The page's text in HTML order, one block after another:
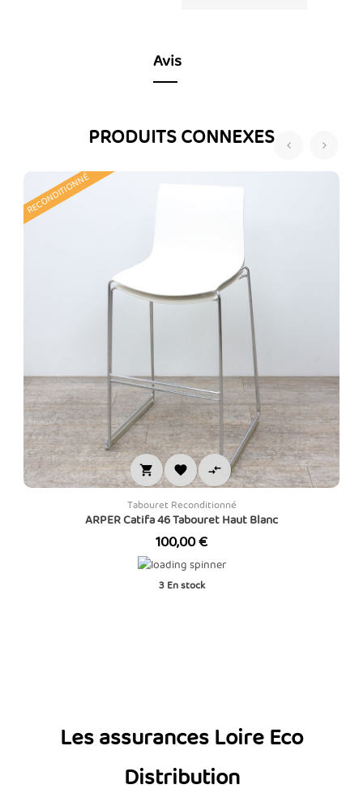
Avis
PRODUITS CONNEXES
RECONDITIONNÉ
  
Tabouret Reconditionné
ARPER Catifa 46 Tabouret Haut Blanc
Prix
100,00 €
3 En stock
›
Les assurances Loire Eco
Distribution